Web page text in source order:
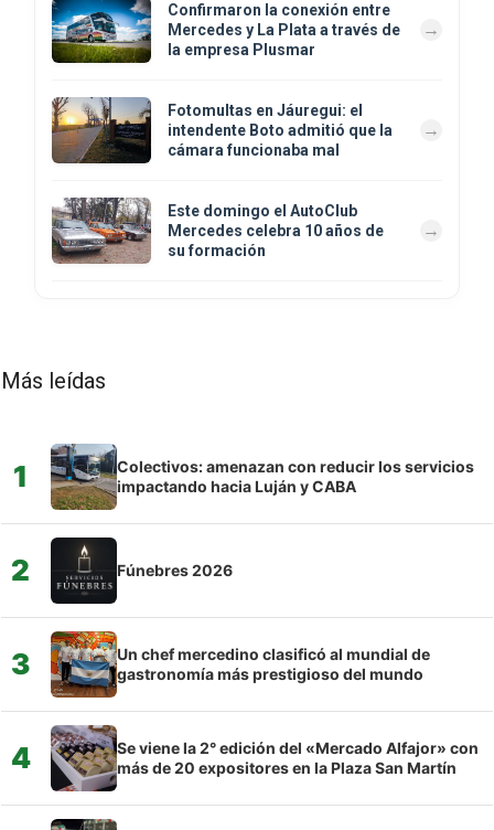
Confirmaron la conexión entre
Mercedes y La Plata a través de
la empresa Plusmar
Fotomultas en Jáuregui: el
intendente Boto admitió que la
cámara funcionaba mal
Este domingo el AutoClub
Mercedes celebra 10 años de
su formación
Más leídas
1
Colectivos: amenazan con reducir los servicios
impactando hacia Luján y CABA
2 Fúnebres 2026
3
Un chef mercedino clasificó al mundial de
gastronomía más prestigioso del mundo
4
Se viene la 2° edición del «Mercado Alfajor» con
más de 20 expositores en la Plaza San Martín